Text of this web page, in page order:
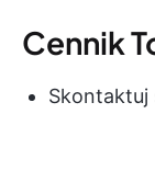
Cennik
Skontaktuj